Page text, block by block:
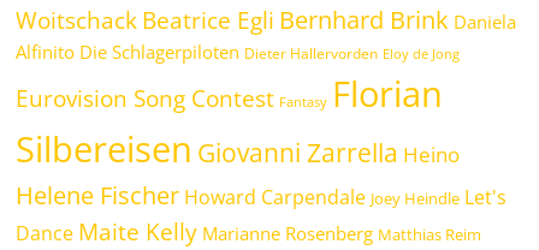
WoitschackBeatrice Egli Bernhard Brink Daniela
Alfinito Die Schlagerpiloten Dieter Hallervorden Eloy de Jong
Eurovision Song Contest Fantasy Florian
Silbereisen Giovanni Zarrella Heino
Helene Fischer Howard Carpendale Joey Heindle Let's
Dance Maite Kelly Marianne Rosenberg Matthias Reim